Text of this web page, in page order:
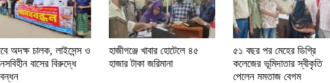
অদক্ষ চালক, লাইসেন্স ও
বাসের বিরুদ্ধে
হাজীগঞ্জে খাবার হোটেলে ৪৫
হাজার টাকা জরিমানা
৫১ বছর পর মেহের ডিগ্রি
কলেজের ভূমিদাতার স্বীকৃতি
পেলেন মমতাজ বেগম